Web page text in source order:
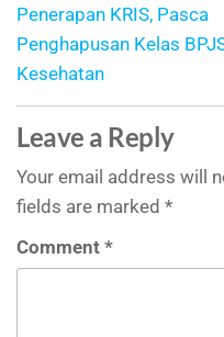
Penerapan KRIS, Pasca
Penghapusan Kelas
Kesehatan
Leave a Reply
Your email address will
fields are marked *
Comment *